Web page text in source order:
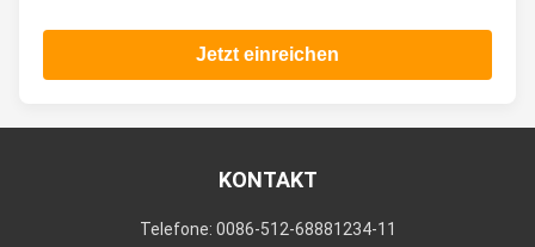
Jetzt einreichen
KONTAKT
Telefone: 0086-512-68881234-11